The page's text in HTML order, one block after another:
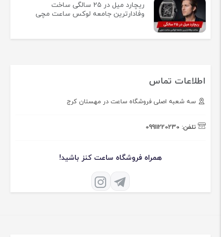
ریچارد میل در ۲۵ سالگی ساخت
وفادارترین جامعه لوکس ساعت مچی
اطلاعات تماس
سه شعبه اصلی فروشگاه ساعت در مهستان کرج
تلفن: 09911220230
همراه فروشگاه ساعت کنز باشید!